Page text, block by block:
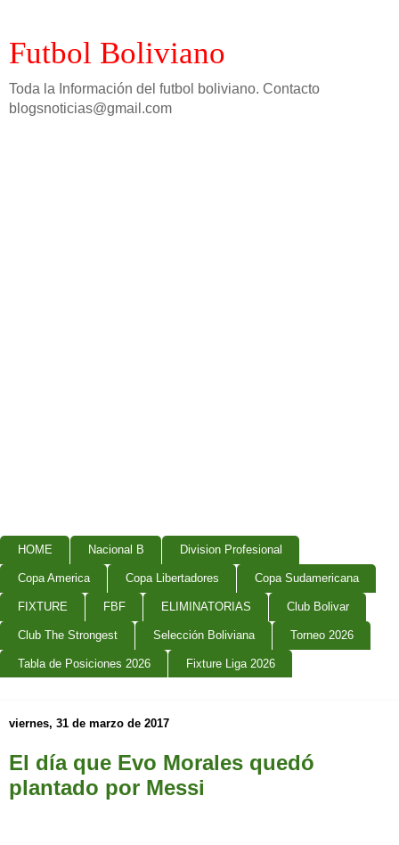
Futbol Boliviano
Toda la Información del futbol boliviano. Contacto
blogsnoticias@gmail.com
HOME Nacional B Division Profesional
Copa America Copa Libertadores Copa Sudamericana
FIXTURE FBF ELIMINATORIAS Club Bolivar
Club The Strongest Selección Boliviana Torneo 2026
Tabla de Posiciones 2026 Fixture Liga 2026
viernes, 31 de marzo de 2017
El día que Evo Morales quedó
plantado por Messi